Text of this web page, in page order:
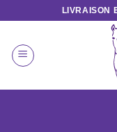
contenu
LIVRAISON